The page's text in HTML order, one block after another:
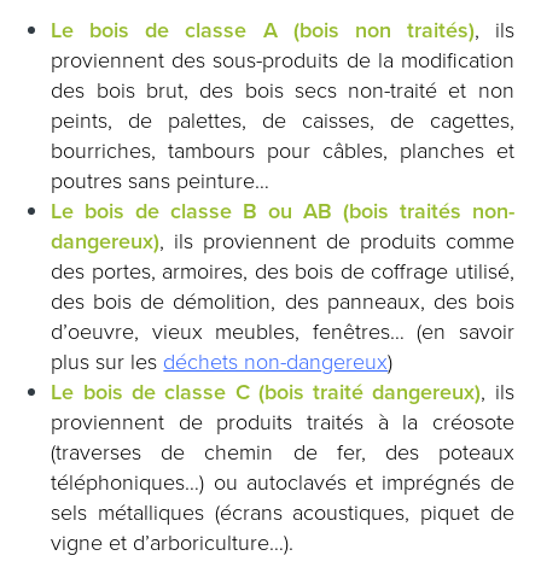
Le bois de classe A (bois non traités), ils
proviennent des sous-produits de la modification
des bois brut, des bois secs non-traité et non
peints, de palettes, de caisses, de cagettes,
bourriches, tambours pour câbles, planches et
poutres sans peinture…
Le bois de classe B ou AB (bois traités non-
dangereux), ils proviennent de produits comme
des portes, armoires, des bois de coffrage utilisé,
des bois de démolition, des panneaux, des bois
d’oeuvre, vieux meubles, fenêtres… (en savoir
plus sur les déchets non-dangereux)
Le bois de classe C (bois traité dangereux), ils
proviennent de produits traités à la créosote
(traverses de chemin de fer, des poteaux
téléphoniques…) ou autoclavés et imprégnés de
sels métalliques (écrans acoustiques, piquet de
vigne et d’arboriculture…).